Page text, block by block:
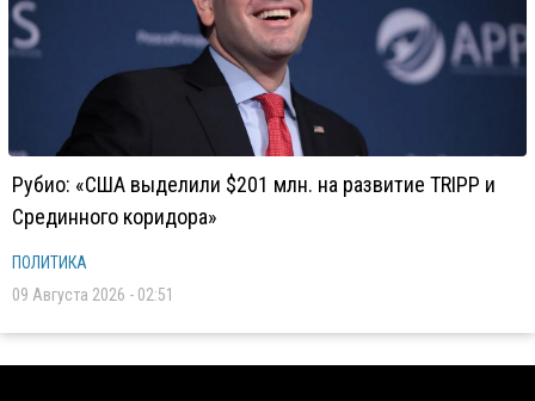
Рубио: «США выделили $201 млн. на развитие TRIPP и
Срединного коридора»
ПОЛИТИКА
09 Августа 2026 - 02:51